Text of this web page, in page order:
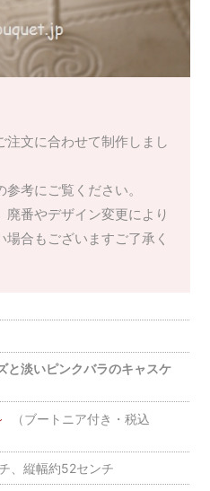
注文に合わせて制作しまし
考にご覧ください。
番やデザイン変更により
合もございますご了承く
と淡いピンクバラのキャスケ
（ブートニア付き・税込
、縦幅約52センチ